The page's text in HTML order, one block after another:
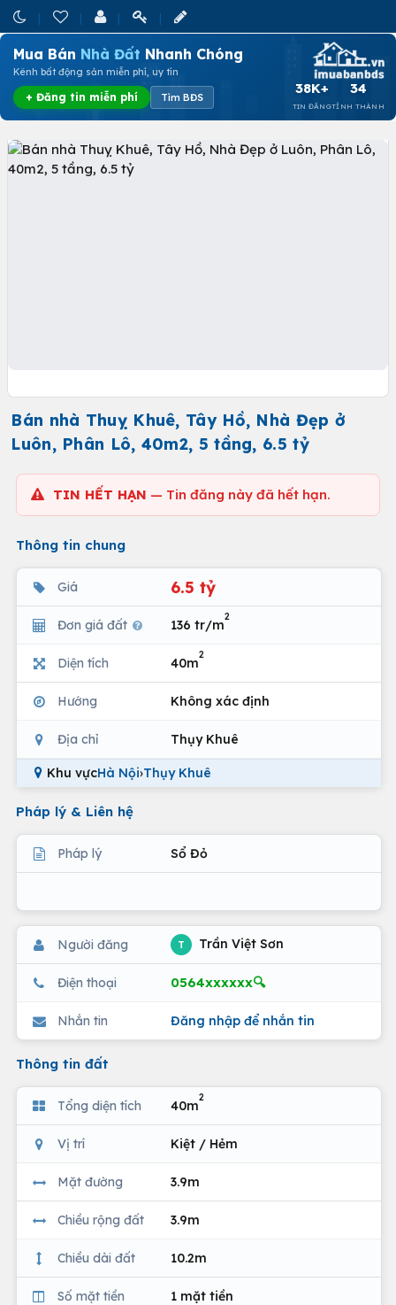
Mua Bán Nhà Đất Nhanh Chóng
Kênh bất động sản miễn phí, uy tín
+ Đăng tin miễn phí Tìm BĐS
38K+
TIN ĐĂNG
34
TỈNH THÀNH
Bán nhà Thuỵ Khuê, Tây Hồ, Nhà Đẹp ở
Luôn, Phân Lô, 40m2, 5 tầng, 6.5 tỷ
TIN HẾT HẠN — Tin đăng này đã hết hạn.
Thông tin chung
Giá 6.5 tỷ
Đơn giá đất 136 tr/m
2
Diện tích 40m
2
Hướng Không xác định
Địa chỉ Thụy Khuê
Khu vựcHà Nội›Thụy Khuê
Pháp lý & Liên hệ
Pháp lý Sổ Đỏ
Người đăng T Trần Việt Sơn
Điện thoại 0564xxxxxx🔍
Nhắn tin Đăng nhập để nhắn tin
Thông tin đất
Tổng diện tích 40m
2
Vị trí Kiệt / Hẻm
Mặt đường 3.9m
Chiều rộng đất 3.9m
Chiều dài đất 10.2m
Số mặt tiền 1 mặt tiền